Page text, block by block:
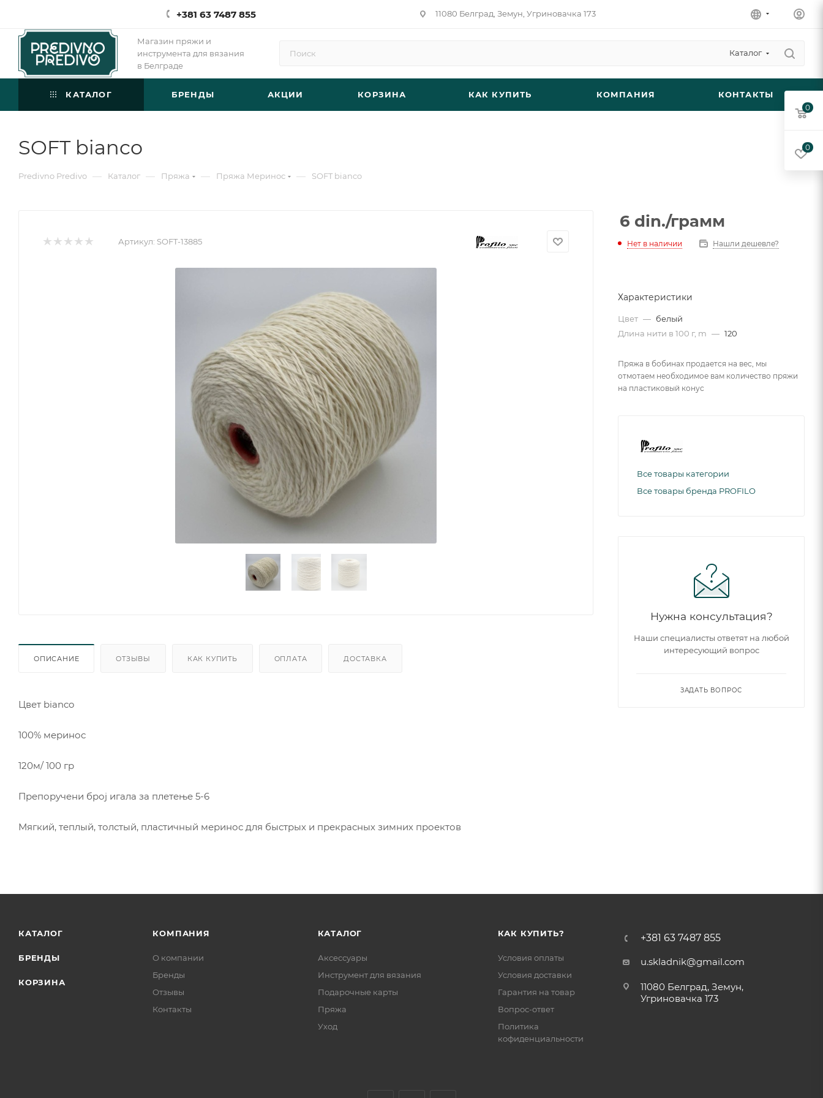
+381 63 7487 855 11080 Белград, Земун, Угриновачка 173
Магазин пряжи и
инструмента для вязания
в Белграде
Каталог
КАТАЛОГ БРЕНДЫ АКЦИИ КОРЗИНА КАК КУПИТЬ КОМПАНИЯ КОНТАКТЫ
SOFT bianco
Predivno Predivo — Каталог — Пряжа — Пряжа Меринос — SOFT bianco
Артикул: SOFT-13885
ОПИСАНИЕ ОТЗЫВЫ КАК КУПИТЬ ОПЛАТА ДОСТАВКА
Цвет bianco
100% меринос
120м/ 100 гр
Препоручени број игала за плетење 5-6
Мягкий, теплый, толстый, пластичный меринос для быстрых и прекрасных зимних проектов
6 din./грамм
Нет в наличии Нашли дешевле?
Характеристики
Цвет — белый
Длина нити в 100 г, m — 120
Пряжа в бобинах продается на вес, мы
отмотаем необходимое вам количество пряжи
на пластиковый конус
Все товары категории
Все товары бренда PROFILO
Нужна консультация?
Наши специалисты ответят на любой
интересующий вопрос
ЗАДАТЬ ВОПРОС
КАТАЛОГ
БРЕНДЫ
КОРЗИНА
КОМПАНИЯ
О компании
Бренды
Отзывы
Контакты
КАТАЛОГ
Аксессуары
Инструмент для вязания
Подарочные карты
Пряжа
Уход
КАК КУПИТЬ?
Условия оплаты
Условия доставки
Гарантия на товар
Вопрос-ответ
Политика
кофиденциальности
+381 63 7487 855
u.skladnik@gmail.com
11080 Белград, Земун,
Угриновачка 173
0
0